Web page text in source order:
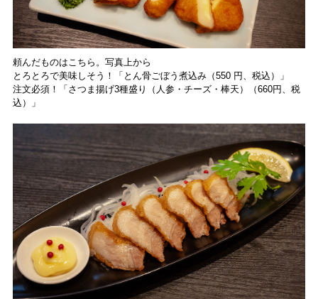
頼んだものはこちら。写真上から
とろとろで美味しそう！「とん骨ごぼう煮込み（550 円、税込）」
注文必須！「さつま揚げ3種盛り（人参・チーズ・棒天）（660円、税
込）」